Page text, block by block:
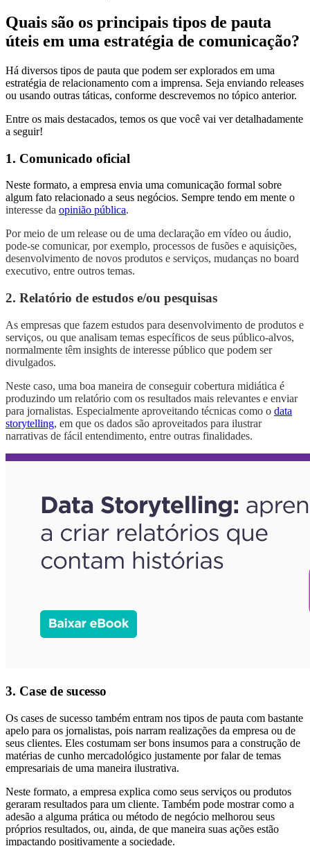
Quais são os principais tipos de pauta
úteis em uma estratégia de comunicação?
Há diversos tipos de pauta que podem ser explorados em uma
estratégia de relacionamento com a imprensa. Seja enviando releases
ou usando outras táticas, conforme descrevemos no tópico anterior.
Entre os mais destacados, temos os que você vai ver detalhadamente
a seguir!
1. Comunicado oficial
Neste formato, a empresa envia uma comunicação formal sobre
algum fato relacionado a seus negócios. Sempre tendo em mente o
interesse da opinião pública.
Por meio de um release ou de uma declaração em vídeo ou áudio,
pode-se comunicar, por exemplo, processos de fusões e aquisições,
desenvolvimento de novos produtos e serviços, mudanças no board
executivo, entre outros temas.
2. Relatório de estudos e/ou pesquisas
As empresas que fazem estudos para desenvolvimento de produtos e
serviços, ou que analisam temas específicos de seus público-alvos,
normalmente têm insights de interesse público que podem ser
divulgados.
Neste caso, uma boa maneira de conseguir cobertura midiática é
produzindo um relatório com os resultados mais relevantes e enviar
para jornalistas. Especialmente aproveitando técnicas como o data
storytelling, em que os dados são aproveitados para ilustrar
narrativas de fácil entendimento, entre outras finalidades.
3. Case de sucesso
Os cases de sucesso também entram nos tipos de pauta com bastante
apelo para os jornalistas, pois narram realizações da empresa ou de
seus clientes. Eles costumam ser bons insumos para a construção de
matérias de cunho mercadológico justamente por falar de temas
empresariais de uma maneira ilustrativa.
Neste formato, a empresa explica como seus serviços ou produtos
geraram resultados para um cliente. Também pode mostrar como a
adesão a alguma prática ou método de negócio melhorou seus
próprios resultados, ou, ainda, de que maneira suas ações estão
impactando positivamente a sociedade.